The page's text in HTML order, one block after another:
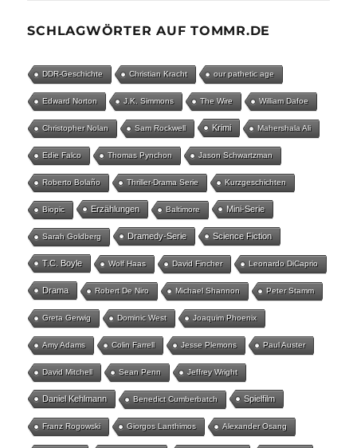
SCHLAGWÖRTER AUF TOMMR.DE
DDR-Geschichte Christian Kracht our pathetic age
Edward Norton J.K. Simmons The Wire William Dafoe
Christopher Nolan Sam Rockwell Krimi Mahershala Ali
Edie Falco Thomas Pynchon Jason Schwartzman
Roberto Bolaño Thriller-Drama Serie Kurzgeschichten
Biopic Erzählungen Baltimore Mini-Serie
Sarah Goldberg Dramedy-Serie Science Fiction
T.C. Boyle Wolf Haas David Fincher Leonardo DiCaprio
Drama Robert De Niro Michael Shannon Peter Stamm
Greta Gerwig Dominic West Joaquim Phoenix
Amy Adams Colin Farrell Jesse Plemons Paul Auster
David Mitchell Sean Penn Jeffrey Wright
Daniel Kehlmann Benedict Cumberbatch Spielfilm
Franz Rogowski Giorgos Lanthimos Alexander Osang